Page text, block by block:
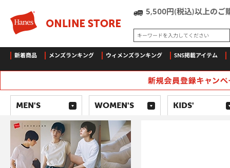
5,500円(税込)以上のご
キーワードを入力してください
新着商品 メンズランキング ウィメンズランキング SNS掲載アイテム
MEN'S WOMEN'S KIDS'